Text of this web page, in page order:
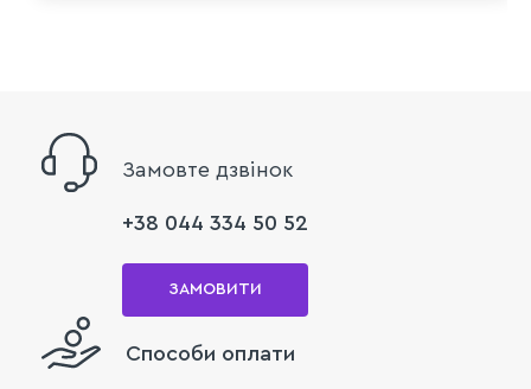
Замовте дзвінок
+38 044 334 50 52
ЗАМОВИТИ
Способи оплати